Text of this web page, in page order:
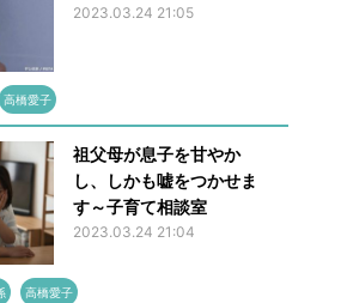
2023.03.24 21:05
高橋愛子
祖父母が息子を甘やか
し、しかも嘘をつかせま
す～子育て相談室
2023.03.24 21:04
高橋愛子